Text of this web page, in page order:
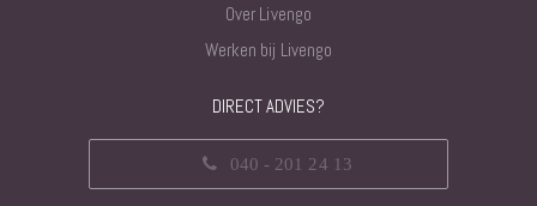
Over Livengo
Werken bij Livengo
DIRECT ADVIES?
040 - 201 24 13